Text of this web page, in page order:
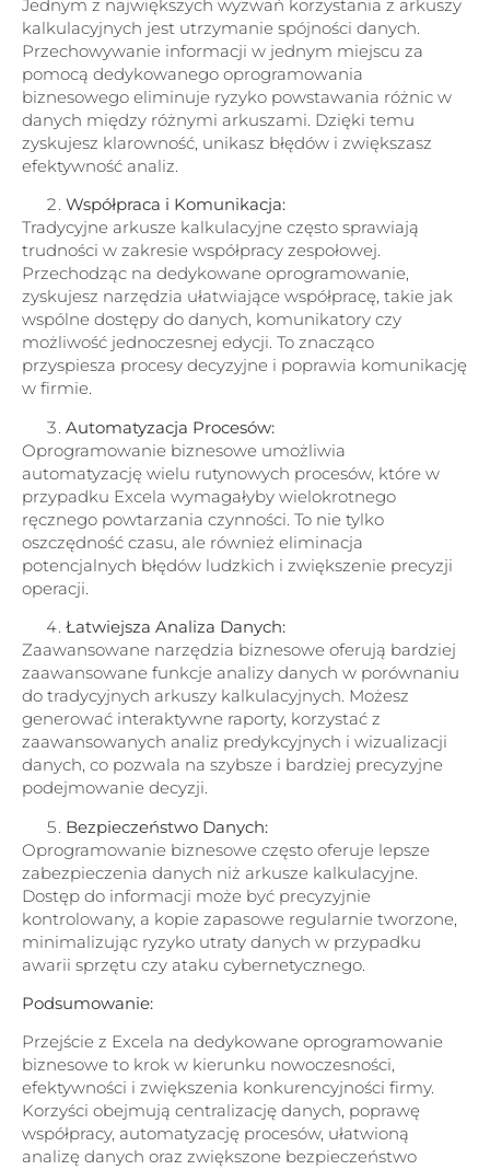
Jednym z największych wyzwań korzystania z arkuszy
kalkulacyjnych jest utrzymanie spójności danych.
Przechowywanie informacji w jednym miejscu za
pomocą dedykowanego oprogramowania
biznesowego eliminuje ryzyko powstawania różnic w
danych między różnymi arkuszami. Dzięki temu
zyskujesz klarowność, unikasz błędów i zwiększasz
efektywność analiz.
Współpraca i Komunikacja:
Tradycyjne arkusze kalkulacyjne często sprawiają
trudności w zakresie współpracy zespołowej.
Przechodząc na dedykowane oprogramowanie,
zyskujesz narzędzia ułatwiające współpracę, takie jak
wspólne dostępy do danych, komunikatory czy
możliwość jednoczesnej edycji. To znacząco
przyspiesza procesy decyzyjne i poprawia komunikację
w firmie.
Automatyzacja Procesów:
Oprogramowanie biznesowe umożliwia
automatyzację wielu rutynowych procesów, które w
przypadku Excela wymagałyby wielokrotnego
ręcznego powtarzania czynności. To nie tylko
oszczędność czasu, ale również eliminacja
potencjalnych błędów ludzkich i zwiększenie precyzji
operacji.
Łatwiejsza Analiza Danych:
Zaawansowane narzędzia biznesowe oferują bardziej
zaawansowane funkcje analizy danych w porównaniu
do tradycyjnych arkuszy kalkulacyjnych. Możesz
generować interaktywne raporty, korzystać z
zaawansowanych analiz predykcyjnych i wizualizacji
danych, co pozwala na szybsze i bardziej precyzyjne
podejmowanie decyzji.
Bezpieczeństwo Danych:
Oprogramowanie biznesowe często oferuje lepsze
zabezpieczenia danych niż arkusze kalkulacyjne.
Dostęp do informacji może być precyzyjnie
kontrolowany, a kopie zapasowe regularnie tworzone,
minimalizując ryzyko utraty danych w przypadku
awarii sprzętu czy ataku cybernetycznego.
Podsumowanie:
Przejście z Excela na dedykowane oprogramowanie
biznesowe to krok w kierunku nowoczesności,
efektywności i zwiększenia konkurencyjności firmy.
Korzyści obejmują centralizację danych, poprawę
współpracy, automatyzację procesów, ułatwioną
analizę danych oraz zwiększone bezpieczeństwo